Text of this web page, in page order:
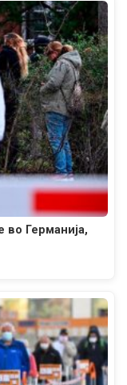
во Германија,